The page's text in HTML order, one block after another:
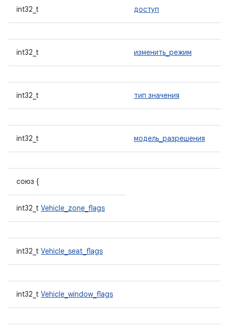
int32_t доступ
int32_t изменить_режим
int32_t тип значения
int32_t модель_разрешения
союз {
int32_t Vehicle_zone_flags
int32_t Vehicle_seat_flags
int32_t Vehicle_window_flags